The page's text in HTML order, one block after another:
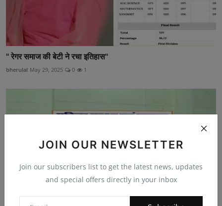
JOIN OUR NEWSLETTER
Join our subscribers list to get the latest news, updates
and special offers directly in your inbox
" रेगर समाज की बेटी ने रचा इतिहास"
bherulal May 29, 2025 0 1